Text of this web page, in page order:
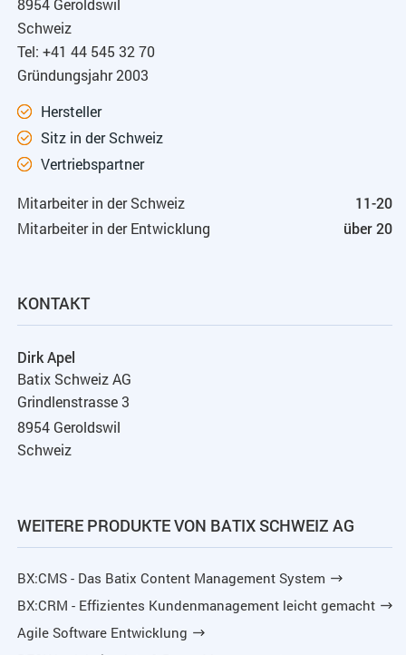
8954 Geroldswil
Schweiz
Tel: +41 44 545 32 70
Gründungsjahr 2003
Hersteller
Sitz in der Schweiz
Vertriebspartner
Mitarbeiter in der Schweiz
11-20
Mitarbeiter in der Entwicklung
über 20
KONTAKT
Dirk Apel
Batix Schweiz AG
Grindlenstrasse 3
8954 Geroldswil
Schweiz
WEITERE PRODUKTE VON BATIX SCHWEIZ AG
BX:CMS - Das Batix Content Management System
BX:CRM - Effizientes Kundenmanagement leicht gemacht
Agile Software Entwicklung